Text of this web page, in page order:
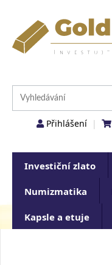
Přihlášení |
Investiční zlato
Numizmatika
Kapsle a etuje